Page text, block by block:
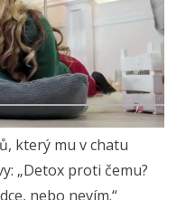
který mu v chatu
„Detox proti čemu?
nebo nevím.“